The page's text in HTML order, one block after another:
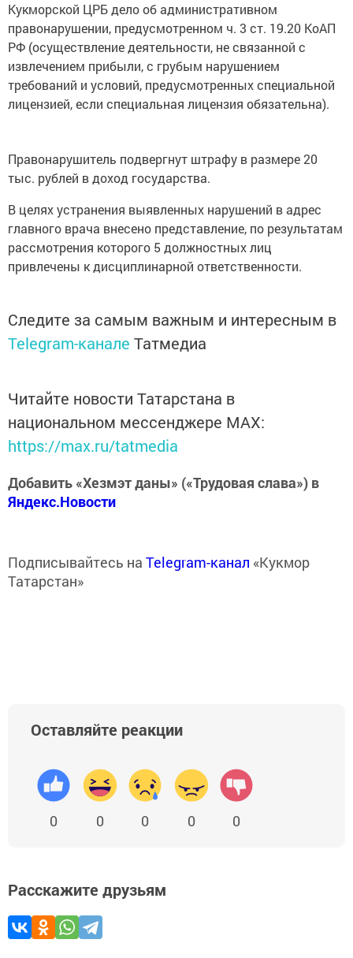
Кукморской ЦРБ дело об административном
правонарушении, предусмотренном ч. 3 ст. 19.20 КоАП
РФ (осуществление деятельности, не связанной с
извлечением прибыли, с грубым нарушением
требований и условий, предусмотренных специальной
лицензией, если специальная лицензия обязательна).
Правонарушитель подвергнут штрафу в размере 20
тыс. рублей в доход государства.
В целях устранения выявленных нарушений в адрес
главного врача внесено представление, по результатам
рассмотрения которого 5 должностных лиц
привлечены к дисциплинарной ответственности.
Следите за самым важным и интересным в
Telegram-канале Татмедиа
Читайте новости Татарстана в
национальном мессенджере MАХ:
https://max.ru/tatmedia
Добавить «Хезмэт даны» («Трудовая слава») в
Яндекс.Новости
Подписывайтесь на Telegram-канал «Кукмор
Татарстан»
Оставляйте реакции
0 0 0 0 0
Расскажите друзьям